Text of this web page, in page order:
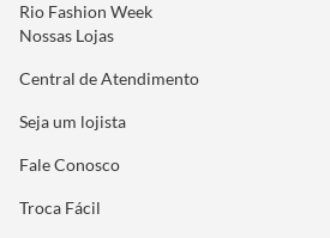
Rio Fashion Week
Nossas Lojas
Central de Atendimento
Seja um lojista
Fale Conosco
Troca Fácil